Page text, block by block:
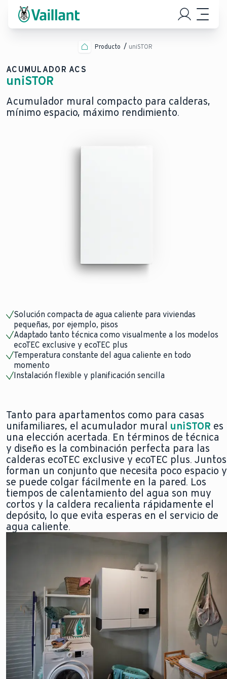
Producto uniSTOR
ACUMULADOR ACS
uniSTOR
Acumulador mural compacto para calderas,
mínimo espacio, máximo rendimiento.
Solución compacta de agua caliente para viviendas
pequeñas, por ejemplo, pisos
Adaptado tanto técnica como visualmente a los modelos
ecoTEC exclusive y ecoTEC plus
Temperatura constante del agua caliente en todo
momento
Instalación flexible y planificación sencilla
Tanto para apartamentos como para casas
unifamiliares, el acumulador mural uniSTOR es
una elección acertada. En términos de técnica
y diseño es la combinación perfecta para las
calderas ecoTEC exclusive y ecoTEC plus. Juntos
forman un conjunto que necesita poco espacio y
se puede colgar fácilmente en la pared. Los
tiempos de calentamiento del agua son muy
cortos y la caldera recalienta rápidamente el
depósito, lo que evita esperas en el servicio de
agua caliente.